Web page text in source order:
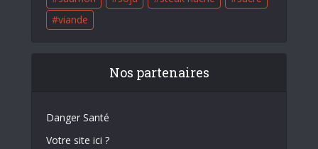
viande
Nos partenaires
Danger Santé
Votre site ici ?